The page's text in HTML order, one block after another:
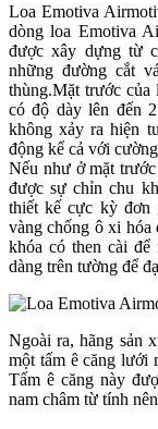
Loa Emotiva
dòng loa Emotiva
được xây dựng từ
những đường cắt
thùng.Mặt trước của
có độ dày lên đến
không xảy ra hiện
động kể cả với
Nếu như ở mặt
được sự chỉn chu
thiết kế cực kỳ đơn
vàng chống ô xi hóa
khóa có then cài
dàng trên tường để
Ngoài ra, hãng sản
một tấm ê căng lưới
Tấm ê căng này
nam châm từ tính